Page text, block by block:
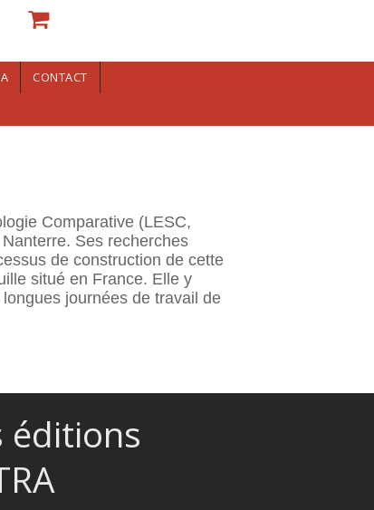
CONTACT
Comparative (LESC,
Ses recherches
de construction de cette
situé en France. Elle y
journées de travail de
éditions